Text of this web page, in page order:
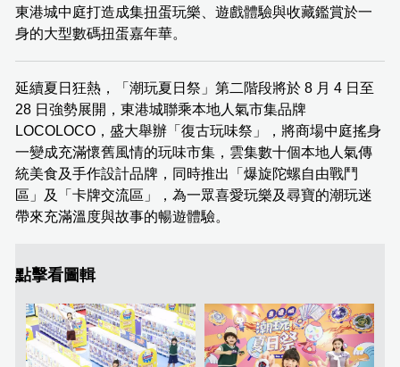
東港城中庭打造成集扭蛋玩樂、遊戲體驗與收藏鑑賞於一
身的大型數碼扭蛋嘉年華。
延續夏日狂熱，「潮玩夏日祭」第二階段將於 8 月 4 日至
28 日強勢展開，東港城聯乘本地人氣市集品牌
LOCOLOCO，盛大舉辦「復古玩味祭」，將商場中庭搖身
一變成充滿懷舊風情的玩味市集，雲集數十個本地人氣傳
統美食及手作設計品牌，同時推出「爆旋陀螺自由戰鬥
區」及「卡牌交流區」，為一眾喜愛玩樂及尋寶的潮玩迷
帶來充滿溫度與故事的暢遊體驗。
點擊看圖輯